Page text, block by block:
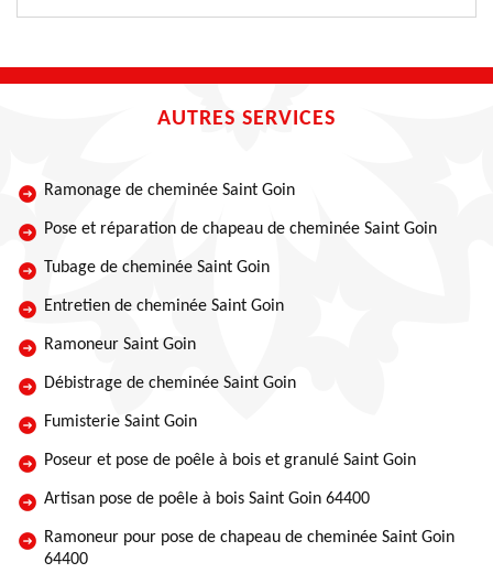
AUTRES SERVICES
Ramonage de cheminée Saint Goin
Pose et réparation de chapeau de cheminée Saint Goin
Tubage de cheminée Saint Goin
Entretien de cheminée Saint Goin
Ramoneur Saint Goin
Débistrage de cheminée Saint Goin
Fumisterie Saint Goin
Poseur et pose de poêle à bois et granulé Saint Goin
Artisan pose de poêle à bois Saint Goin 64400
Ramoneur pour pose de chapeau de cheminée Saint Goin
64400